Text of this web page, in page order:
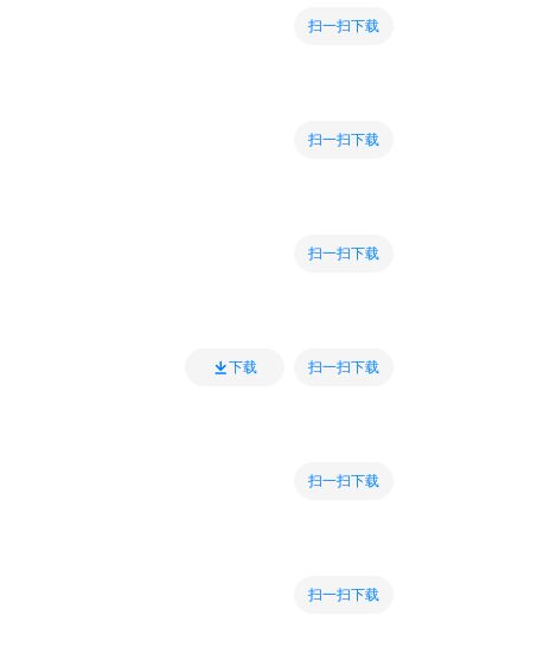
扫一扫下载
扫一扫下载
扫一扫下载
下载 扫一扫下载
扫一扫下载
扫一扫下载